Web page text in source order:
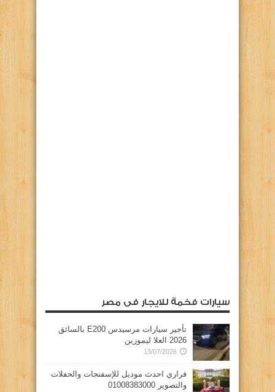
سيارات فخمة للايجار فى مصر
تأجير سيارات مرسيدس E200 بالسائق
2026 العلا ليموزين
13/07/2026
فراري احدث موديل للإسفنجات والحفلات
والتصوير 01008383000